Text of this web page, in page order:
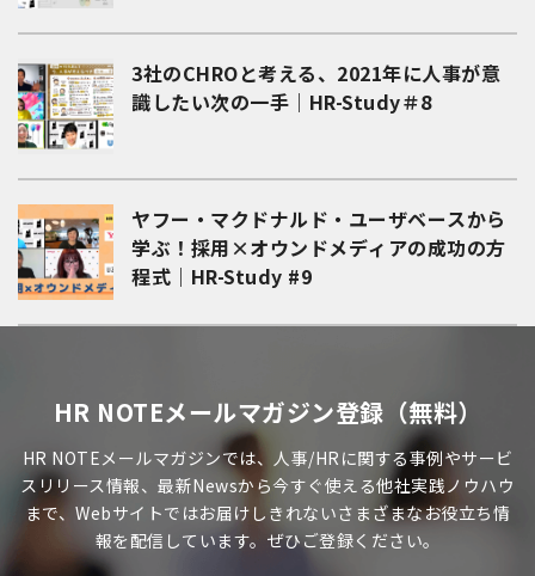
3社のCHROと考える、2021年に人事が意
識したい次の一手｜HR-Study＃8
ヤフー・マクドナルド・ユーザベースから
学ぶ！採用×オウンドメディアの成功の方
程式｜HR-Study #9
HR NOTEメールマガジン登録（無料）
HR NOTEメールマガジンでは、人事/HRに関する事例やサービ
スリリース情報、最新Newsから今すぐ使える他社実践ノウハウ
まで、Webサイトではお届けしきれないさまざまなお役立ち情
報を配信しています。ぜひご登録ください。